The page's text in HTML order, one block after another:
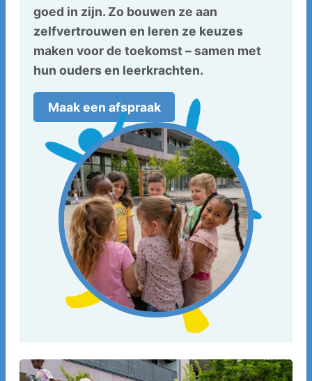
goed in zijn. Zo bouwen ze aan
zelfvertrouwen en leren ze keuzes
maken voor de toekomst – samen met
hun ouders en leerkrachten.
Maak een afspraak